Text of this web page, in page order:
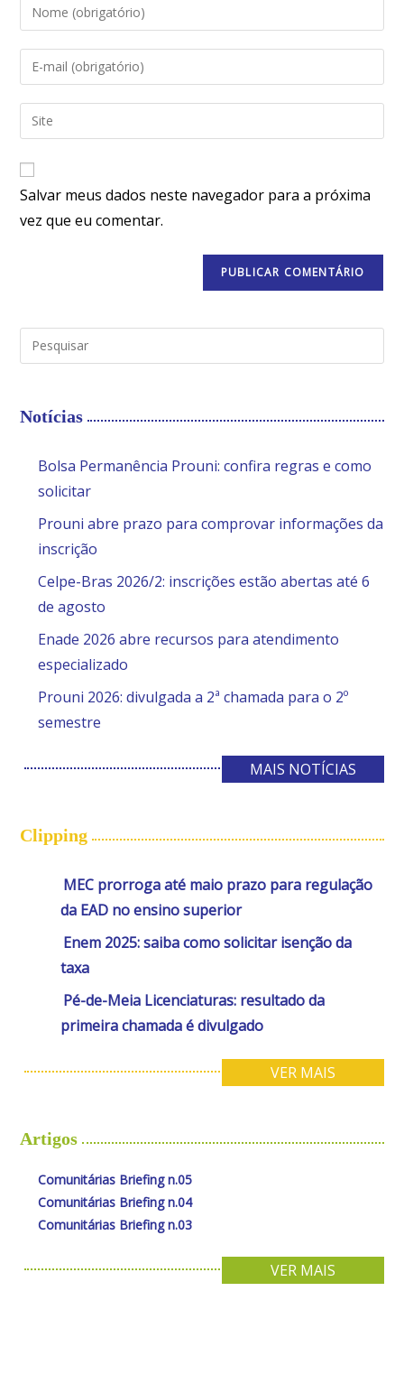
Salvar meus dados neste navegador para a próxima
vez que eu comentar.
Notícias
Bolsa Permanência Prouni: confira regras e como
solicitar
Prouni abre prazo para comprovar informações da
inscrição
Celpe-Bras 2026/2: inscrições estão abertas até 6
de agosto
Enade 2026 abre recursos para atendimento
especializado
Prouni 2026: divulgada a 2ª chamada para o 2º
semestre
MAIS NOTÍCIAS
Clipping
MEC prorroga até maio prazo para regulação
da EAD no ensino superior
Enem 2025: saiba como solicitar isenção da
taxa
Pé-de-Meia Licenciaturas: resultado da
primeira chamada é divulgado
VER MAIS
Artigos
Comunitárias Briefing n.05
Comunitárias Briefing n.04
Comunitárias Briefing n.03
VER MAIS